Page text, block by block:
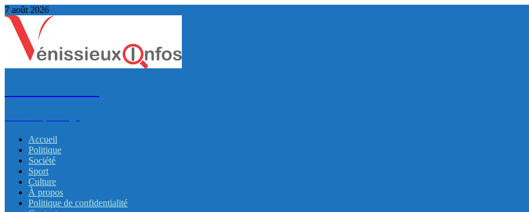
7 août 2026
Accueil
Politique
Société
Sport
Culture
À propos
Politique de confidentialité